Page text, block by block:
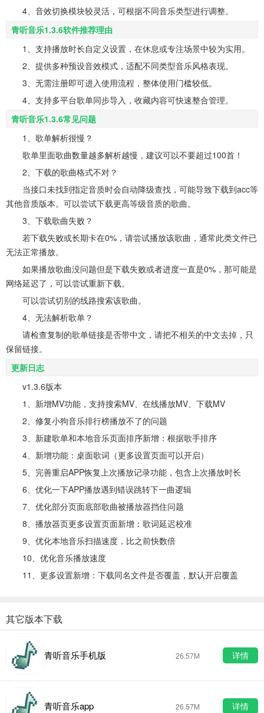
4、音效切换模块较灵活，可根据不同音乐类型进行调整。
青听音乐1.3.6软件推荐理由
1、支持播放时长自定义设置，在休息或专注场景中较为实用。
2、提供多种预设音效模式，适配不同类型音乐风格表现。
3、无需注册即可进入使用流程，整体使用门槛较低。
4、支持多平台歌单同步导入，收藏内容可快速整合管理。
青听音乐1.3.6常见问题
1、歌单解析很慢？
歌单里面歌曲数量越多解析越慢，建议可以不要超过100首！
2、下载的歌曲格式不对？
当接口未找到指定音质时会自动降级查找，可能导致下载到acc等
其他音质版本。可以尝试下载更高等级音质的歌曲。
3、下载歌曲失败？
若下载失败或长期卡在0%，请尝试播放该歌曲，通常此类文件已
无法正常播放。
如果播放歌曲没问题但是下载失败或者进度一直是0%，那可能是
网络延迟了，可以尝试重新下载。
可以尝试切别的线路搜索该歌曲。
4、无法解析歌单？
请检查复制的歌单链接是否带中文，请把不相关的中文去掉，只
保留链接。
更新日志
v1.3.6版本
1、新增MV功能，支持搜索MV、在线播放MV、下载MV
2、修复小狗音乐排行榜播放不了的问题
3、新建歌单和本地音乐页面排序新增：根据歌手排序
4、新增功能：桌面歌词（更多设置页面可以开启）
5、完善重启APP恢复上次播放记录功能，包含上次播放时长
6、优化一下APP播放遇到错误跳转下一曲逻辑
7、优化部分页面底部歌曲被播放器挡住问题
8、播放器页更多设置页面新增：歌词延迟校准
9、优化本地音乐扫描速度，比之前快数倍
10、优化音乐播放速度
11、更多设置新增：下载同名文件是否覆盖，默认开启覆盖
其它版本下载
青听音乐手机版 26.57M 详情
青听音乐app 26.57M 详情